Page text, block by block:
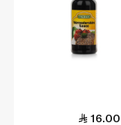
16.00